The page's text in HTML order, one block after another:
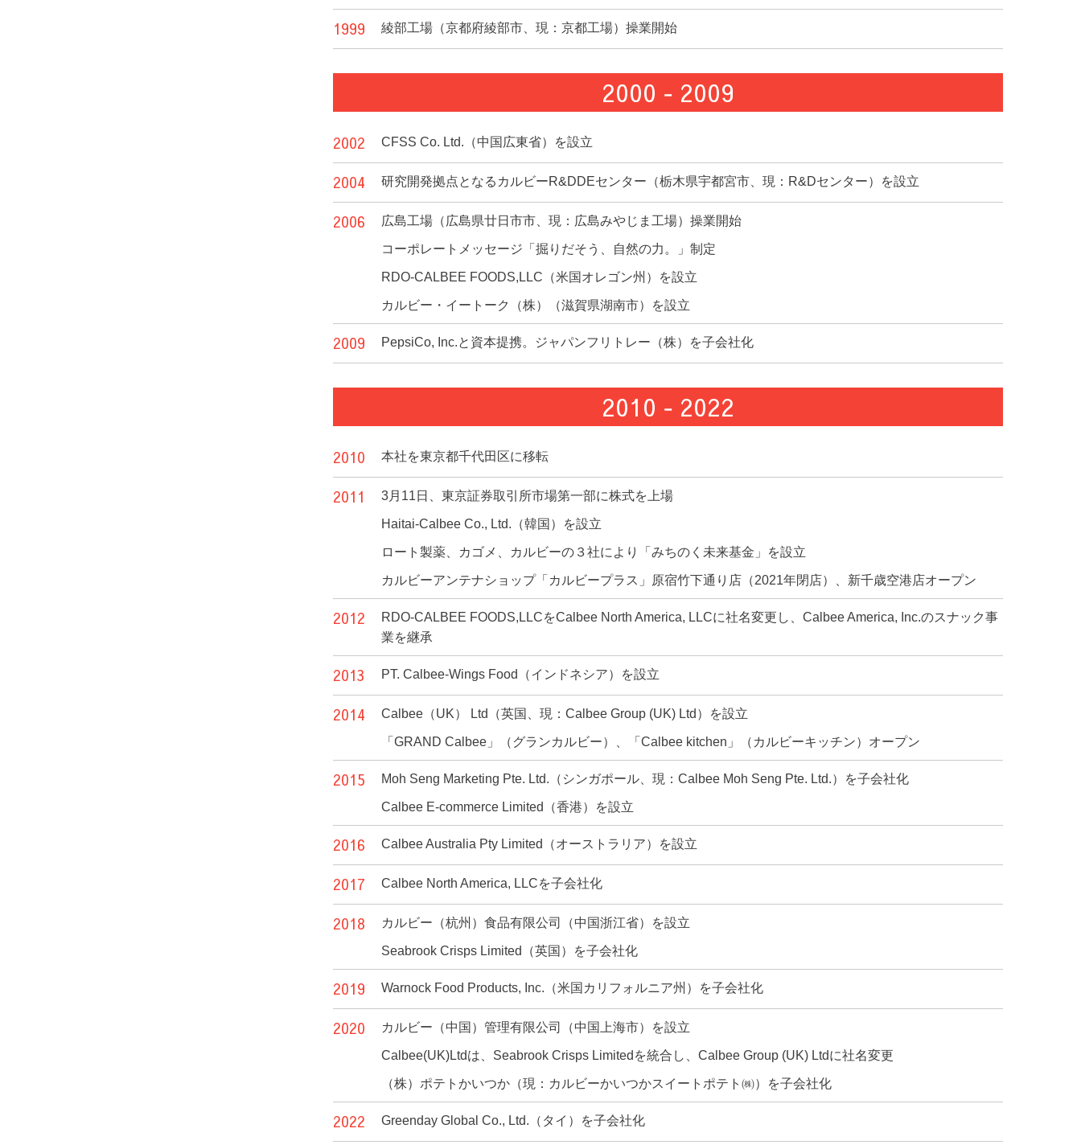
1999 綾部工場（京都府綾部市、現：京都工場）操業開始
2000 ‐ 2009
2002 CFSS Co. Ltd.（中国広東省）を設立
2004 研究開発拠点となるカルビーR&DDEセンター（栃木県宇都宮市、現：R&Dセンター）を設立
2006 広島工場（広島県廿日市市、現：広島みやじま工場）操業開始
コーポレートメッセージ「掘りだそう、自然の力。」制定
RDO-CALBEE FOODS,LLC（米国オレゴン州）を設立
カルビー・イートーク（株）（滋賀県湖南市）を設立
2009 PepsiCo, Inc.と資本提携。ジャパンフリトレー（株）を子会社化
2010 ‐ 2022
2010 本社を東京都千代田区に移転
2011 3月11日、東京証券取引所市場第一部に株式を上場
Haitai-Calbee Co., Ltd.（韓国）を設立
ロート製薬、カゴメ、カルビーの３社により「みちのく未来基金」を設立
カルビーアンテナショップ「カルビープラス」原宿竹下通り店（2021年閉店）、新千歳空港店オープン
2012
RDO-CALBEE FOODS,LLCをCalbee North America, LLCに社名変更し、Calbee America, Inc.のスナック事
業を継承
2013 PT. Calbee-Wings Food（インドネシア）を設立
2014 Calbee（UK） Ltd（英国、現：Calbee Group (UK) Ltd）を設立
「GRAND Calbee」（グランカルビー）、「Calbee kitchen」（カルビーキッチン）オープン
2015 Moh Seng Marketing Pte. Ltd.（シンガポール、現：Calbee Moh Seng Pte. Ltd.）を子会社化
Calbee E-commerce Limited（香港）を設立
2016 Calbee Australia Pty Limited（オーストラリア）を設立
2017 Calbee North America, LLCを子会社化
2018 カルビー（杭州）食品有限公司（中国浙江省）を設立
Seabrook Crisps Limited（英国）を子会社化
2019 Warnock Food Products, Inc.（米国カリフォルニア州）を子会社化
2020 カルビー（中国）管理有限公司（中国上海市）を設立
Calbee(UK)Ltdは、Seabrook Crisps Limitedを統合し、Calbee Group (UK) Ltdに社名変更
（株）ポテトかいつか（現：カルビーかいつかスイートポテト㈱）を子会社化
2022 Greenday Global Co., Ltd.（タイ）を子会社化